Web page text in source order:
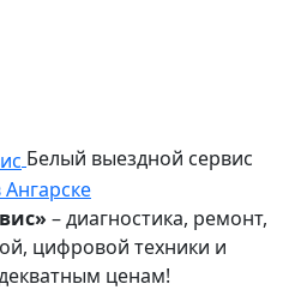
Белый выездной сервис
– диагностика, ремонт,
цифровой техники и
ценам!